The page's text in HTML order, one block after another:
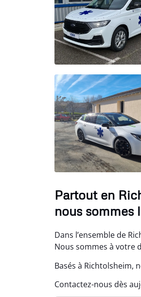
Partout en
nous sommes
Dans l’ensemble de
Nous sommes à votre
Basés à Richtolsheim,
Contactez-nous dès